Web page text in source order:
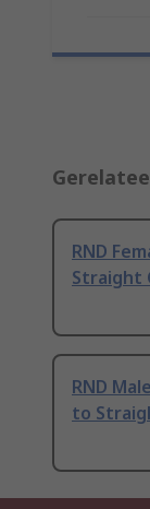
RND
Straight
RND
to